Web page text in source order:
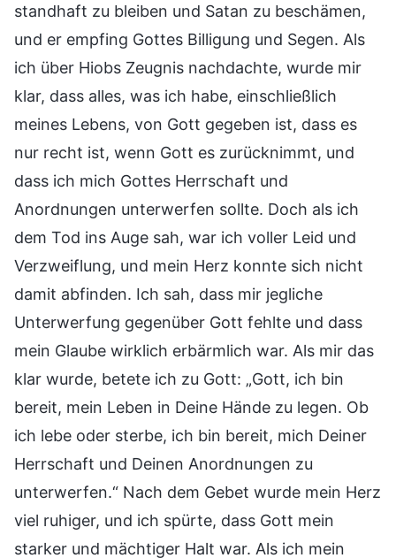
standhaft zu bleiben und Satan zu beschämen,
und er empfing Gottes Billigung und Segen. Als
ich über Hiobs Zeugnis nachdachte, wurde mir
klar, dass alles, was ich habe, einschließlich
meines Lebens, von Gott gegeben ist, dass es
nur recht ist, wenn Gott es zurücknimmt, und
dass ich mich Gottes Herrschaft und
Anordnungen unterwerfen sollte. Doch als ich
dem Tod ins Auge sah, war ich voller Leid und
Verzweiflung, und mein Herz konnte sich nicht
damit abfinden. Ich sah, dass mir jegliche
Unterwerfung gegenüber Gott fehlte und dass
mein Glaube wirklich erbärmlich war. Als mir das
klar wurde, betete ich zu Gott: „Gott, ich bin
bereit, mein Leben in Deine Hände zu legen. Ob
ich lebe oder sterbe, ich bin bereit, mich Deiner
Herrschaft und Deinen Anordnungen zu
unterwerfen.“ Nach dem Gebet wurde mein Herz
viel ruhiger, und ich spürte, dass Gott mein
starker und mächtiger Halt war. Als ich mein